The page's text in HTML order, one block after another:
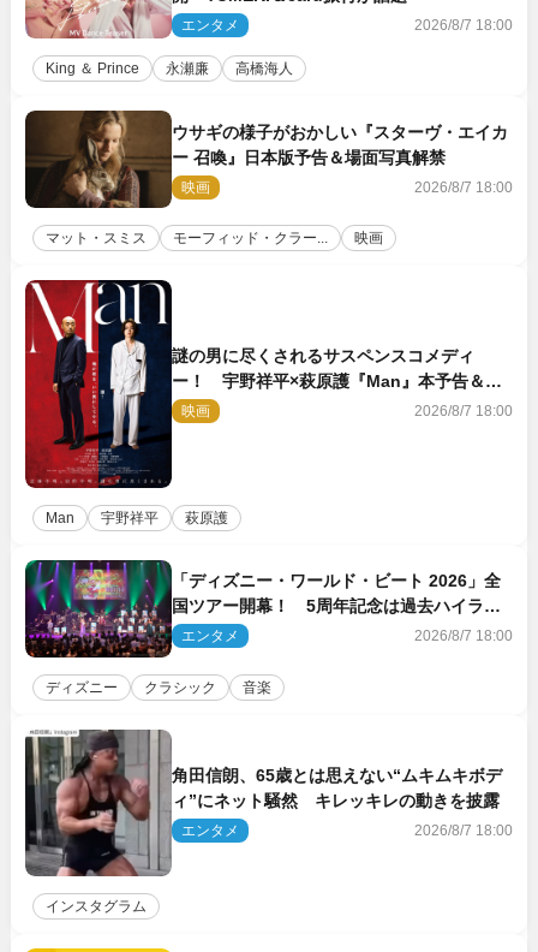
エンタメ 2026/8/7 18:00
King ＆ Prince 永瀬廉 高橋海人
ウサギの様子がおかしい『スターヴ・エイカ
ー 召喚』日本版予告＆場面写真解禁
映画 2026/8/7 18:00
マット・スミス モーフィッド・クラー... 映画
謎の男に尽くされるサスペンスコメディ
ー！ 宇野祥平×萩原護『Man』本予告＆新
ビジュアル解禁
映画 2026/8/7 18:00
Man 宇野祥平 萩原護
「ディズニー・ワールド・ビート 2026」全
国ツアー開幕！ 5周年記念は過去ハイライ
ト＆クルーズ旅を大満喫！【潜入レポート】
エンタメ 2026/8/7 18:00
ディズニー クラシック 音楽
角田信朗、65歳とは思えない“ムキムキボデ
ィ”にネット騒然 キレッキレの動きを披露
エンタメ 2026/8/7 18:00
インスタグラム